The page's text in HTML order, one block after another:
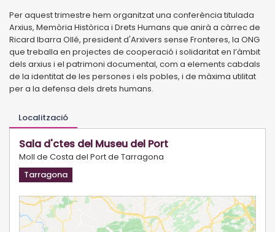
Per aquest trimestre hem organitzat una conferència titulada
Arxius, Memòria Històrica i Drets Humans que anirà a càrrec de
Ricard Ibarra Ollé, president d'Arxivers sense Fronteres, la ONG
que treballa en projectes de cooperació i solidaritat en l’àmbit
dels arxius i el patrimoni documental, com a elements cabdals
de la identitat de les persones i els pobles, i de màxima utilitat
per a la defensa dels drets humans.
Localització
Sala d'ctes del Museu del Port
Moll de Costa del Port de Tarragona
Tarragona